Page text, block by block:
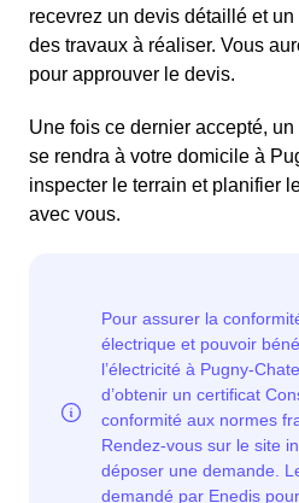
recevrez un devis détaillé et
des travaux à réaliser. Vous
pour approuver le devis.
Une fois ce dernier accepté,
se rendra à votre domicile à
inspecter le terrain et planifier
avec vous.